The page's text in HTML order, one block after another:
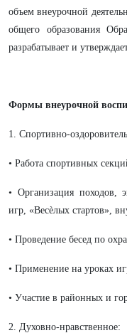
объем внеурочной
общего образования
разрабатывает и
Формы внеурочной
1. Спортивно-
• Работа спортивных
• Организация походов,
игр, «Весѐлых стартов»,
• Проведение бесед по
• Применение на уроках
• Участие в районных и
2. Духовно-нравственное: